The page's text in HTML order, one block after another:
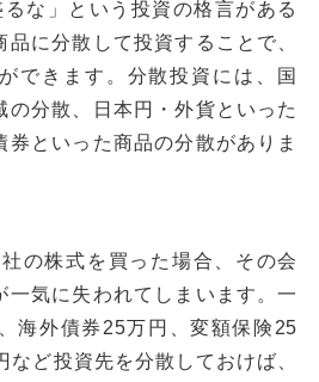
るな」という投資の格言がある
に分散して投資することで、
できます。分散投資には、国
の分散、日本円・外貨といった
といった商品の分散がありま
の株式を買った場合、その会
一気に失われてしまいます。一
海外債券25万円、変額保険25
ど投資先を分散しておけば、